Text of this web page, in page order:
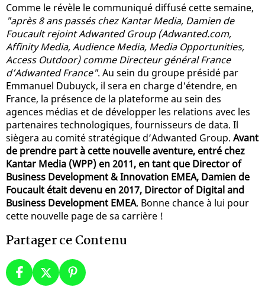
Comme le révèle le communiqué diffusé cette semaine,
"après 8 ans passés chez Kantar Media, Damien de
Foucault rejoint Adwanted Group (Adwanted.com,
Affinity Media, Audience Media, Media Opportunities,
Access Outdoor) comme Directeur général France
d’Adwanted France". Au sein du groupe présidé par
Emmanuel Dubuyck, il sera en charge d'étendre, en
France, la présence de la plateforme au sein des
agences médias et de développer les relations avec les
partenaires technologiques, fournisseurs de data. Il
siègera au comité stratégique d’Adwanted Group. Avant
de prendre part à cette nouvelle aventure, entré chez
Kantar Media (WPP) en 2011, en tant que Director of
Business Development & Innovation EMEA, Damien de
Foucault était devenu en 2017, Director of Digital and
Business Development EMEA. Bonne chance à lui pour
cette nouvelle page de sa carrière !
Partager ce Contenu